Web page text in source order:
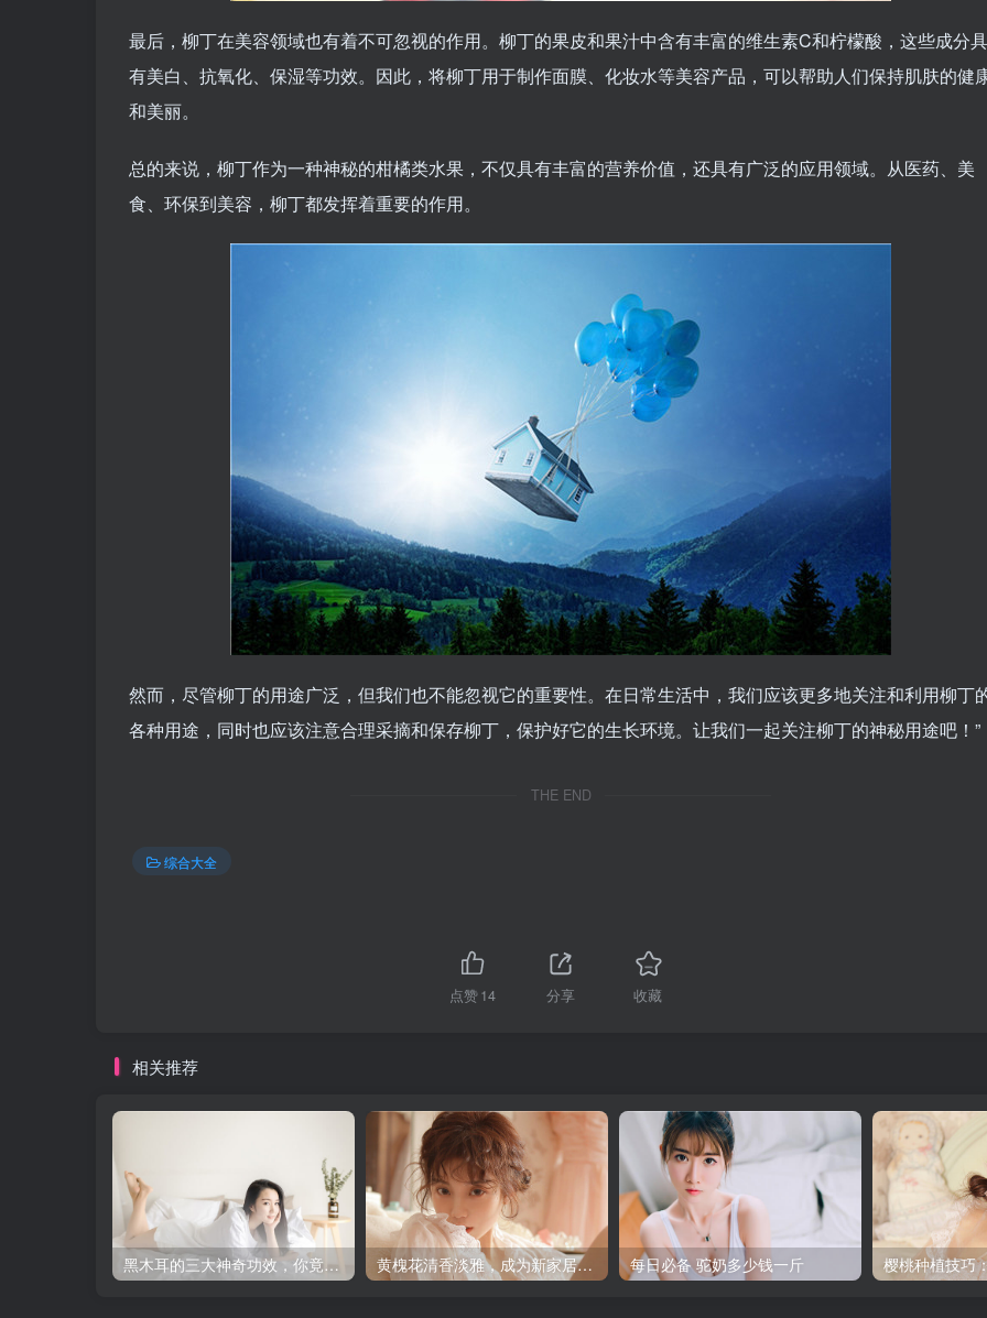
最后，柳丁在美容领域也有着不可忽视的作用。柳丁的果皮和果汁中含有丰富的维生素C和柠檬酸，这些成分具
有美白、抗氧化、保湿等功效。因此，将柳丁用于制作面膜、化妆水等美容产品，可以帮助人们保持肌肤的健
和美丽。
总的来说，柳丁作为一种神秘的柑橘类水果，不仅具有丰富的营养价值，还具有广泛的应用领域。从医药、美
食、环保到美容，柳丁都发挥着重要的作用。
然而，尽管柳丁的用途广泛，但我们也不能忽视它的重要性。在日常生活中，我们应该更多地关注和利用柳丁
各种用途，同时也应该注意合理采摘和保存柳丁，保护好它的生长环境。让我们一起关注柳丁的神秘用途吧！”
THE END
综合大全
点赞14 分享 收藏
相关推荐
黑木耳的三大神奇功效，你竟然不知道？ 黄槐花清香淡雅，成为新家居潮流的秘密 每日必备 驼奶多少钱一斤